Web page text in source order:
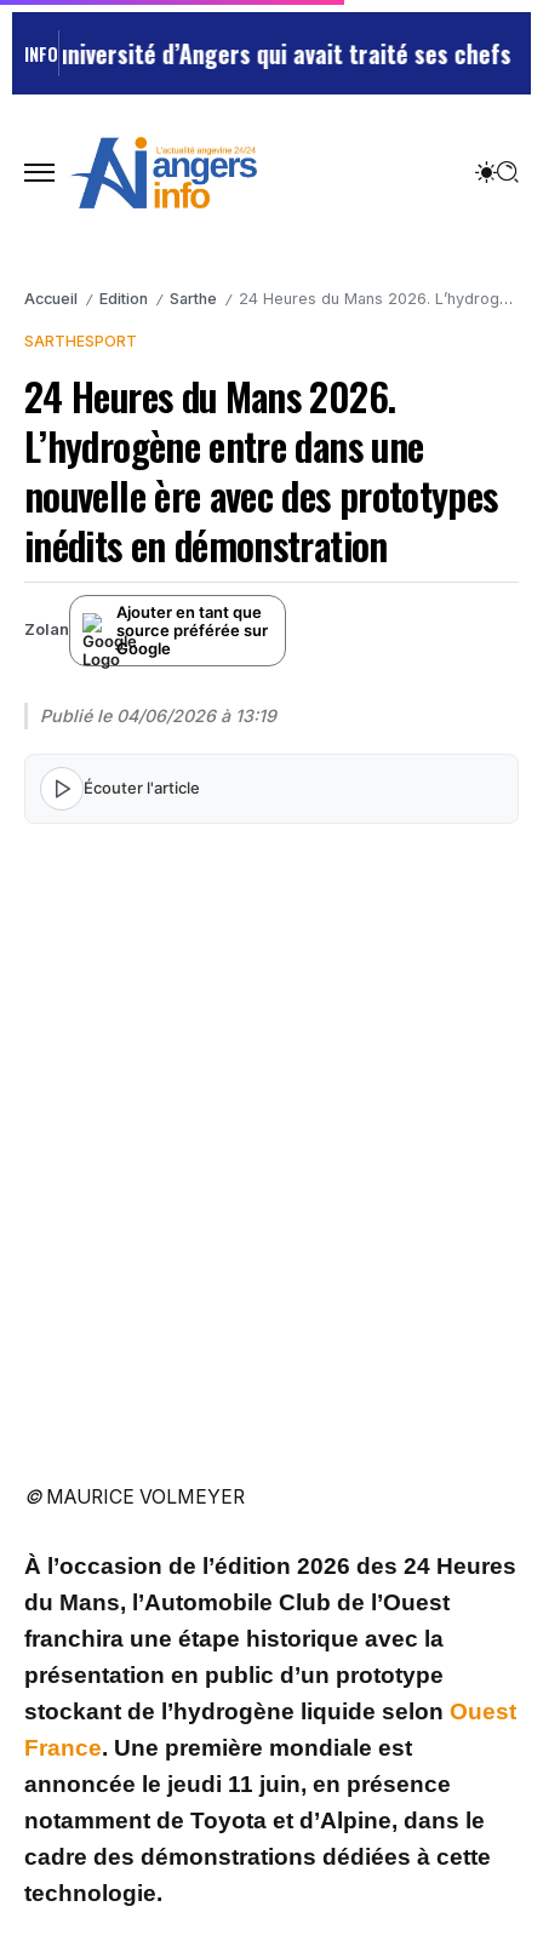
INFO d’Angers qui avait traité ses chefs de
Accueil / Edition / Sarthe / 24 Heures du Mans 2026. L’hydrogène entre dans une nouvelle ère avec des prototypes inédits en démonstration
SARTHESPORT
24 Heures du Mans 2026.
L’hydrogène entre dans une
nouvelle ère avec des prototypes
inédits en démonstration
Zolan
Ajouter en tant que
source préférée sur
Google
Publié le 04/06/2026 à 13:19
Écouter l'article
©MAURICE VOLMEYER
À l’occasion de l’édition 2026 des 24 Heures
du Mans, l’Automobile Club de l’Ouest
franchira une étape historique avec la
présentation en public d’un prototype
stockant de l’hydrogène liquide selon Ouest
France. Une première mondiale est
annoncée le jeudi 11 juin, en présence
notamment de Toyota et d’Alpine, dans le
cadre des démonstrations dédiées à cette
technologie.